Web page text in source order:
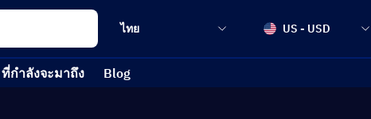
ไทย US - USD
ที่กำลังจะมาถึง Blog